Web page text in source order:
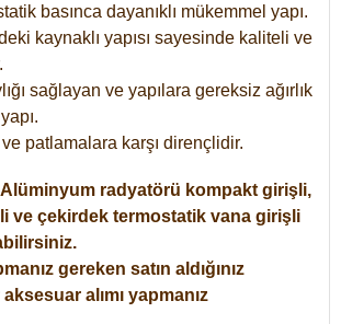
basınca dayanıklı mükemmel yapı.
kaynaklı yapısı sayesinde kaliteli ve
sağlayan ve yapılara gereksiz ağırlık
patlamalara karşı dirençlidir.
Alüminyum radyatörü kompakt girişli,
ve çekirdek termostatik vana girişli
gereken satın aldığınız
alımı yapmanız